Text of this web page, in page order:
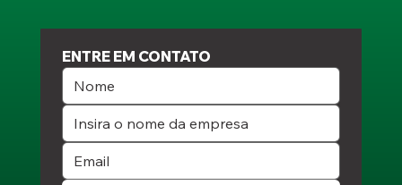
ENTRE EM CONTATO